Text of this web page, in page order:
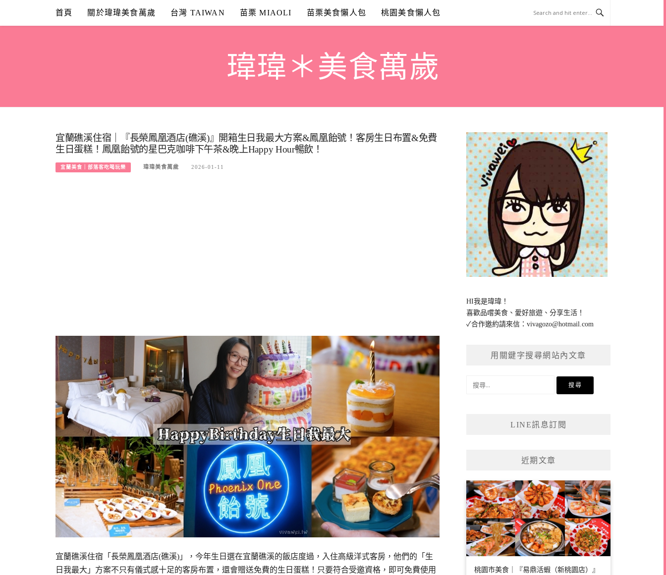
content
首頁 關於瑋瑋美食萬歲 台灣 TAIWAN 苗栗 MIAOLI 苗栗美食懶人包 桃園美食懶人包
瑋瑋＊美食萬歲
宜蘭礁溪住宿｜『長榮鳳凰酒店(礁溪)』開箱生日我最大方案&鳳凰飴號！客房生日布置&免費
生日蛋糕！鳳凰飴號的星巴克咖啡下午茶&晚上Happy Hour暢飲！
宜蘭美食｜部落客吃喝玩樂 瑋瑋美食萬歲 2026-01-11
宜蘭礁溪住宿「長榮鳳凰酒店(礁溪)」，今年生日選在宜蘭礁溪的飯店度過，入住高級洋式客房，他們的「生
日我最大」方案不只有儀式感十足的客房布置，還會贈送免費的生日蛋糕！只要符合受邀資格，即可免費使用
HI我是瑋瑋！
喜歡品嚐美食、愛好旅遊、分享生活！
✓合作邀約請來信：vivagozo@hotmail.com
用關鍵字搜尋網站內文章
LINE訊息訂閱
近期文章
桃園市美食｜『易鼎活蝦（新桃園店）』